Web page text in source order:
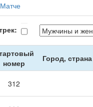
номер
Город, страна
312